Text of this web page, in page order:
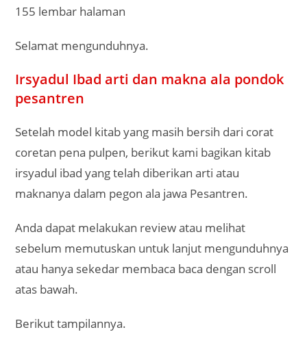
155 lembar halaman
Selamat mengunduhnya.
Irsyadul Ibad arti dan makna ala pondok
pesantren
Setelah model kitab yang masih bersih dari corat
coretan pena pulpen, berikut kami bagikan kitab
irsyadul ibad yang telah diberikan arti atau
maknanya dalam pegon ala jawa Pesantren.
Anda dapat melakukan review atau melihat
sebelum memutuskan untuk lanjut mengunduhnya
atau hanya sekedar membaca baca dengan scroll
atas bawah.
Berikut tampilannya.